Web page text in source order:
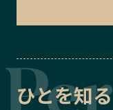
ひとを知る